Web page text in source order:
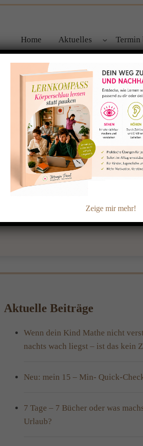
Home Aktuelles Termin
das Dauerthema
www.ndr.de/ratgeber/
Aktuelle Beiträge
Wenn dein Kind Mathe nicht
nachts wach liegst – ist das kein
Neu: mein 15 – Min- Quick-
7 Tage – 7 Bücher oder was
Urlaub?
Zeige mir mehr!